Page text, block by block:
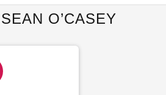
O’CASEY